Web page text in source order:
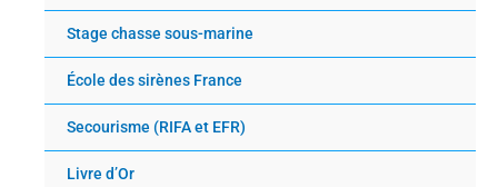
Stage chasse sous-marine
École des sirènes France
Secourisme (RIFA et EFR)
Livre d’Or